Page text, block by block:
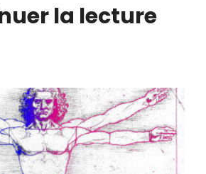
la lecture